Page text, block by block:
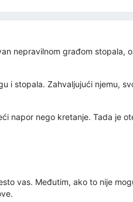
nepravilnom građom stopala,
i stopala. Zahvaljujući njemu,
napor nego kretanje. Tada je
vas. Međutim, ako to nije